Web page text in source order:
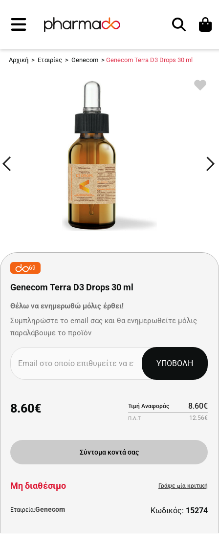
Αναζήτηση
Αρχική > Εταιρίες > Genecom > Genecom Terra D3 Drops 30 ml
69
Genecom Terra D3 Drops 30 ml
8.60€ Τιμή Αναφοράς 8.60€
Π.Λ.Τ 12.56€
Σύντομα κοντά σας
Εταιρεία:Genecom Κωδικός: 15274
Μη διαθέσιμο Γράψε μία κριτική
Θέλω να ενημερωθώ μόλις έρθει!
Συμπληρώστε το email σας και θα ενημερωθείτε μόλις
παραλάβουμε το προϊόν
ΥΠΟΒΟΛΗ